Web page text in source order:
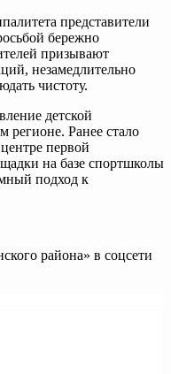
представители
бережно
призывают
незамедлительно
чистоту.
детской
регионе. Ранее стало
первой
на базе спортшколы
подход к
района» в соцсети